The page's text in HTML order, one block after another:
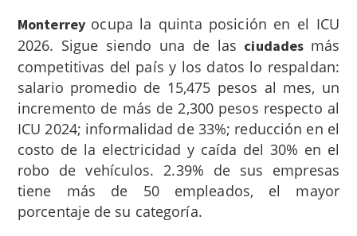
Monterrey ocupa la quinta posición en el ICU
2026. Sigue siendo una de las ciudades más
competitivas del país y los datos lo respaldan:
salario promedio de 15,475 pesos al mes, un
incremento de más de 2,300 pesos respecto al
ICU 2024; informalidad de 33%; reducción en el
costo de la electricidad y caída del 30% en el
robo de vehículos. 2.39% de sus empresas
tiene más de 50 empleados, el mayor
porcentaje de su categoría.